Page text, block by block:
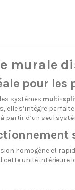
murale
pour les
systèmes multi-
s’intègre
partir d’un seul
homogène et
cette unité intérieure